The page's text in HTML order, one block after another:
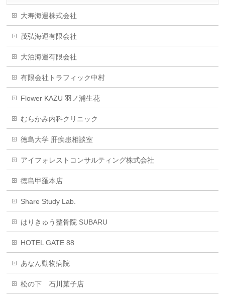
大寿海運株式会社
茂弘海運有限会社
大泊海運有限会社
有限会社トラフィック中村
Flower KAZU 羽ノ浦生花
むらかみ内科クリニック
徳島大学 肝疾患相談室
アイフォレストコンサルティング株式会社
徳島甲羅本店
Share Study Lab.
はりきゅう整骨院 SUBARU
HOTEL GATE 88
あなん動物病院
松の下 石川菓子店